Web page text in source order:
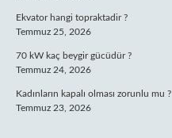
Ekvator hangi topraktadir ?
Temmuz 25, 2026
70 kW kaç beygir gücüdür ?
Temmuz 24, 2026
Kadınların kapalı olması zorunlu mu ?
Temmuz 23, 2026